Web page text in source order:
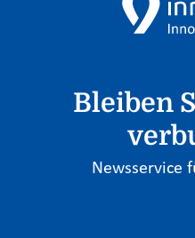
Bleiben
Newsservice